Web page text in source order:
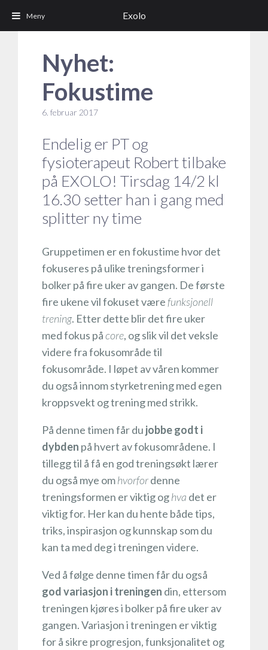
Nyhet:
Fokustime
6. februar 2017
Endelig er PT og
fysioterapeut Robert tilbake
på EXOLO! Tirsdag 14/2 kl
16.30 setter han i gang med
splitter ny time
Gruppetimen er en fokustime hvor det
fokuseres på ulike treningsformer i
bolker på fire uker av gangen. De første
fire ukene vil fokuset værefunksjonell
trening. Etter dette blir det fire uker
med fokus påcore, og slik vil det veksle
videre fra fokusområde til
fokusområde. I løpet av våren kommer
du også innom styrketrening med egen
kroppsvekt og trening med strikk.
På denne timen får du jobbe godt i
dybden på hvert av fokusområdene. I
tillegg til å få en god treningsøkt lærer
du også mye omhvorfordenne
treningsformen er viktig oghva det er
viktig for. Her kan du hente både tips,
triks, inspirasjon og kunnskap som du
kan ta med deg i treningen videre.
Ved å følge denne timen får du også
god variasjon i treningen din, ettersom
treningen kjøres i bolker på fire uker av
gangen. Variasjon i treningen er viktig
for å sikre progresjon, funksjonalitet og
Exolo